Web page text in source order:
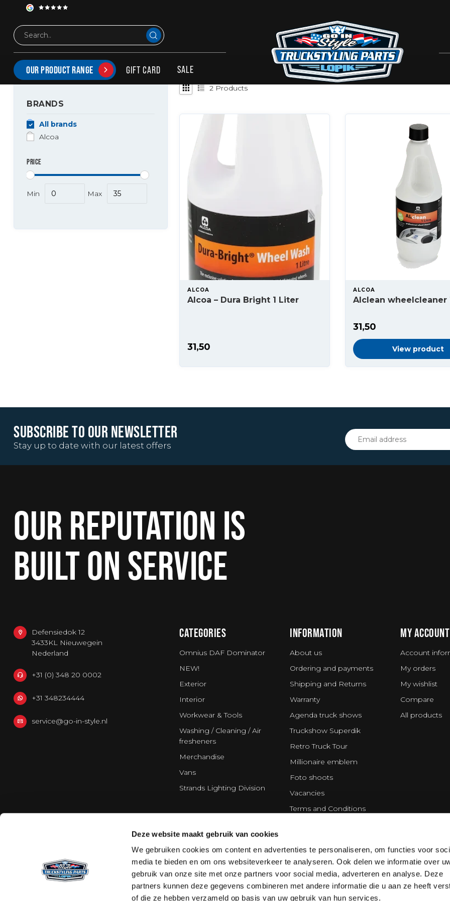
Deze website maakt gebruik van cookies
We gebruiken cookies om content en advertenties te personaliseren, om functies voor
media te bieden en om ons websiteverkeer te analyseren. Ook delen we informatie over
gebruik van onze site met onze partners voor social media, adverteren en analyse. Deze
partners kunnen deze gegevens combineren met andere informatie die u aan ze heeft
of die ze hebben verzameld op basis van uw gebruik van hun services.
OUR PRODUCT RANGE GIFT CARD SALE
PRODUCTS TAGGED WITH ALCOA DURA-BRIGHT WHEELCLEANER
BRANDS
All brands
Alcoa
PRICE
Min Max
2 Products
ALCOA
Alcoa – Dura Bright 1 Liter
31,50
ALCOA
Alclean wheelcleaner
31,50
View product
SUBSCRIBE TO OUR NEWSLETTER
Stay up to date with our latest offers
OUR REPUTATION IS
BUILT ON SERVICE
Defensiedok 12
3433KL Nieuwegein
Nederland
+31 (0) 348 20 0002
+31 348234444
service@go-in-style.nl
CATEGORIES
Omnius DAF Dominator
NEW!
Exterior
Interior
Workwear & Tools
Washing / Cleaning / Air
fresheners
Merchandise
Vans
Strands Lighting Division
INFORMATION
About us
Ordering and payments
Shipping and Returns
Warranty
Agenda truck shows
Truckshow Superdik
Retro Truck Tour
Millionaire emblem
Foto shoots
Vacancies
Terms and Conditions
Cookie policy
Partners
MY ACCOUNT
Account
My orders
My wishlist
Compare
All products